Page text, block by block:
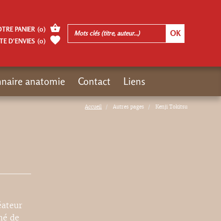
Accueil Autres pages Kenji Tokitsu
de
PANIER (0)
D’ENVIES (0)
anatomie Contact Liens